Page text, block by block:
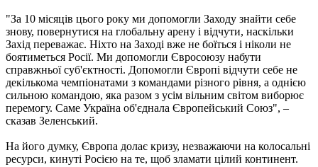
"За 10 місяців цього року ми допомогли Заходу знайти себе
знову, повернутися на глобальну арену і відчути, наскільки
Захід переважає. Ніхто на Заході вже не боїться і ніколи не
боятиметься Росії. Ми допомогли Євросоюзу набути
справжньої суб'єктності. Допомогли Європі відчути себе не
декількома чемпіонатами з командами різного рівня, а однією
сильною командою, яка разом з усім вільним світом виборює
перемогу. Саме Україна об'єднала Європейський Союз", –
сказав Зеленський.
На його думку, Європа долає кризу, незважаючи на колосальні
ресурси, кинуті Росією на те, щоб зламати цілий континент.